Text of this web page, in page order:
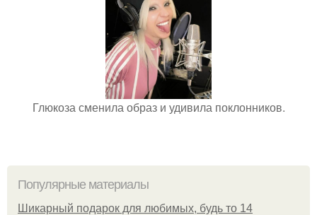
Глюкоза сменила образ и удивила поклонников.
Популярные материалы
Шикарный подарок для любимых, будь то 14